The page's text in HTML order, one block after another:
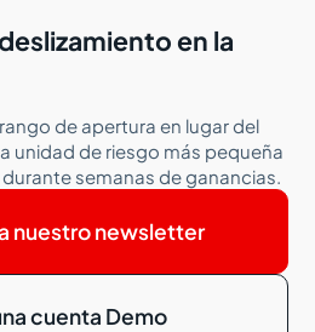
en la
de apertura en lugar del
unidad de riesgo más pequeña
semanas de ganancias.
nuestro newsletter
cuenta Demo